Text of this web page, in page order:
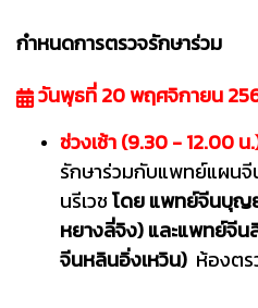
กำหนดการตรวจรักษาร่วม
วันพุธที่ 20 พฤศจิกายน
ช่วงเช้า (9.30 - 12.00 น
รักษาร่วมกับแพทย์แผนจี
นรีเวชโดย แพทย์จีนบุญ
หยางลี่จิง) และแพทย์จี
จีนหลินอิ่งเหวิน) ห้องต